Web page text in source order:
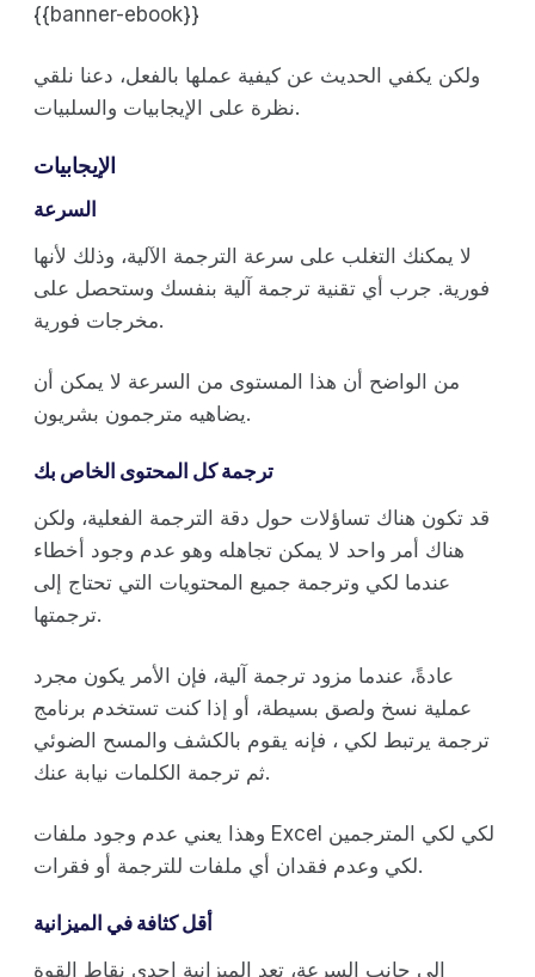
{{banner-ebook}}
ولكن يكفي الحديث عن كيفية عملها بالفعل، دعنا نلقي
نظرة على الإيجابيات والسلبيات.
السرعة
لا يمكنك التغلب على سرعة الترجمة الآلية، وذلك لأنها
فورية. جرب أي تقنية ترجمة آلية بنفسك وستحصل على
مخرجات فورية.
من الواضح أن هذا المستوى من السرعة لا يمكن أن
يضاهيه مترجمون بشريون.
قد تكون هناك تساؤلات حول دقة الترجمة الفعلية، ولكن
هناك أمر واحد لا يمكن تجاهله وهو عدم وجود أخطاء
عندما لكي وترجمة جميع المحتويات التي تحتاج إلى
ترجمتها.
عادةً، عندما مزود ترجمة آلية، فإن الأمر يكون مجرد
عملية نسخ ولصق بسيطة، أو إذا كنت تستخدم برنامج
ترجمة يرتبط لكي ، فإنه يقوم بالكشف والمسح الضوئي
ثم ترجمة الكلمات نيابة عنك.
وهذا يعني عدم وجود ملفات Excel لكي لكي المترجمين
لكي وعدم فقدان أي ملفات للترجمة أو فقرات.
إلى جانب السرعة، تعد الميزانية إحدى نقاط القوة